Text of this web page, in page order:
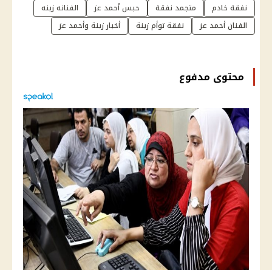
نفقة خادم
متجمد نفقة حبس أحمد عز
الفنانه زينه
الفنان أحمد عز
نفقة توأم زينة أخبار زينة وأحمد عز
محتوى مدفوع